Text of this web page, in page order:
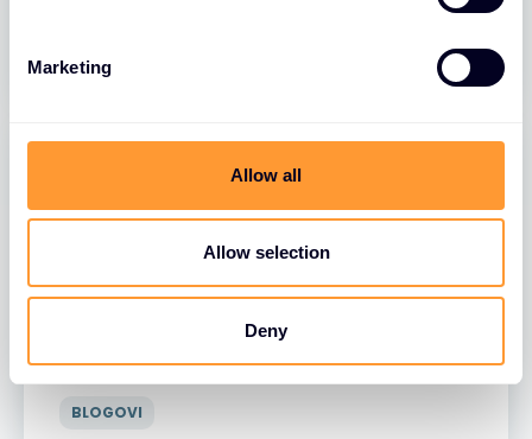
Marketing
Allow all
Allow selection
Deny
BLOGOVI